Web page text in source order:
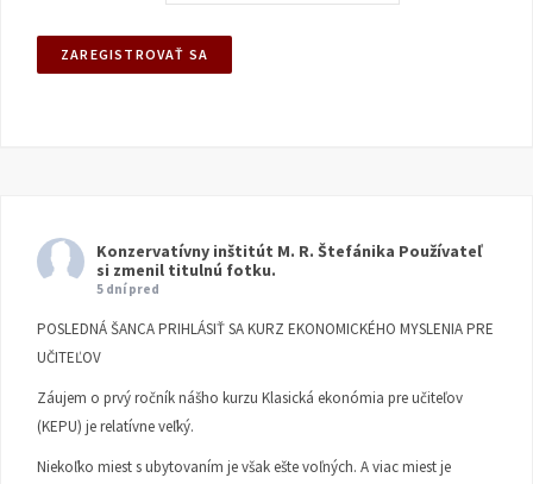
Konzervatívny inštitút M. R. Štefánika Používateľ
si zmenil titulnú fotku.
5 dní pred
POSLEDNÁ ŠANCA PRIHLÁSIŤ SA KURZ EKONOMICKÉHO MYSLENIA PRE
UČITEĽOV
Záujem o prvý ročník nášho kurzu Klasická ekonómia pre učiteľov
(KEPU) je relatívne veľký.
Niekoľko miest s ubytovaním je však ešte voľných. A viac miest je